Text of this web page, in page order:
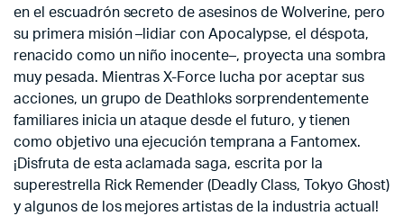
en el escuadrón secreto de asesinos de Wolverine, pero
su primera misión –lidiar con Apocalypse, el déspota,
renacido como un niño inocente–, proyecta una sombra
muy pesada. Mientras X-Force lucha por aceptar sus
acciones, un grupo de Deathloks sorprendentemente
familiares inicia un ataque desde el futuro, y tienen
como objetivo una ejecución temprana a Fantomex.
¡Disfruta de esta aclamada saga, escrita por la
superestrella Rick Remender (Deadly Class, Tokyo Ghost)
y algunos de los mejores artistas de la industria actual!